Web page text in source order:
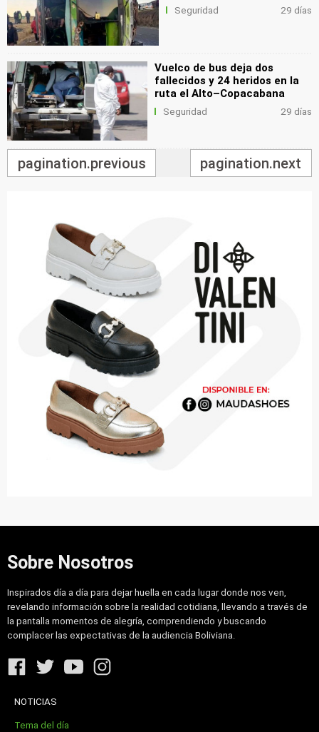
Seguridad 29 días
Vuelco de bus deja dos
fallecidos y 24 heridos en la
ruta el Alto–Copacabana
Seguridad 29 días
pagination.previous pagination.next
Sobre Nosotros
Inspirados día a día para dejar huella en cada lugar donde nos ven,
revelando información sobre la realidad cotidiana, llevando a través de
la pantalla momentos de alegría, comprendiendo y buscando
complacer las expectativas de la audiencia Boliviana.
NOTICIAS
Tema del día